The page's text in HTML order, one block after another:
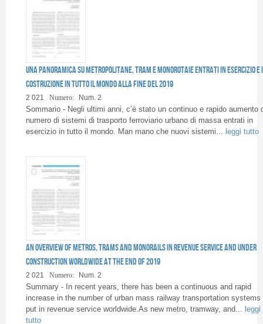
Una panoramica su metropolitane, tram e monorotaie entrati in esercizio e
costruzione in tutto il mondo alla fine del 2019
2 021 Numero: Num. 2
Sommario - Negli ultimi anni, c’è stato un continuo e rapido aumento
numero di sistemi di trasporto ferroviario urbano di massa entrati in
esercizio in tutto il mondo. Man mano che nuovi sistemi... leggi tutto
An overview of metros, trams and monorails in revenue service and under
construction worldwide at the end of 2019
2 021 Numero: Num. 2
Summary - In recent years, there has been a continuous and rapid
increase in the number of urban mass railway transportation systems
put in revenue service worldwide.As new metro, tramway, and... leggi
tutto